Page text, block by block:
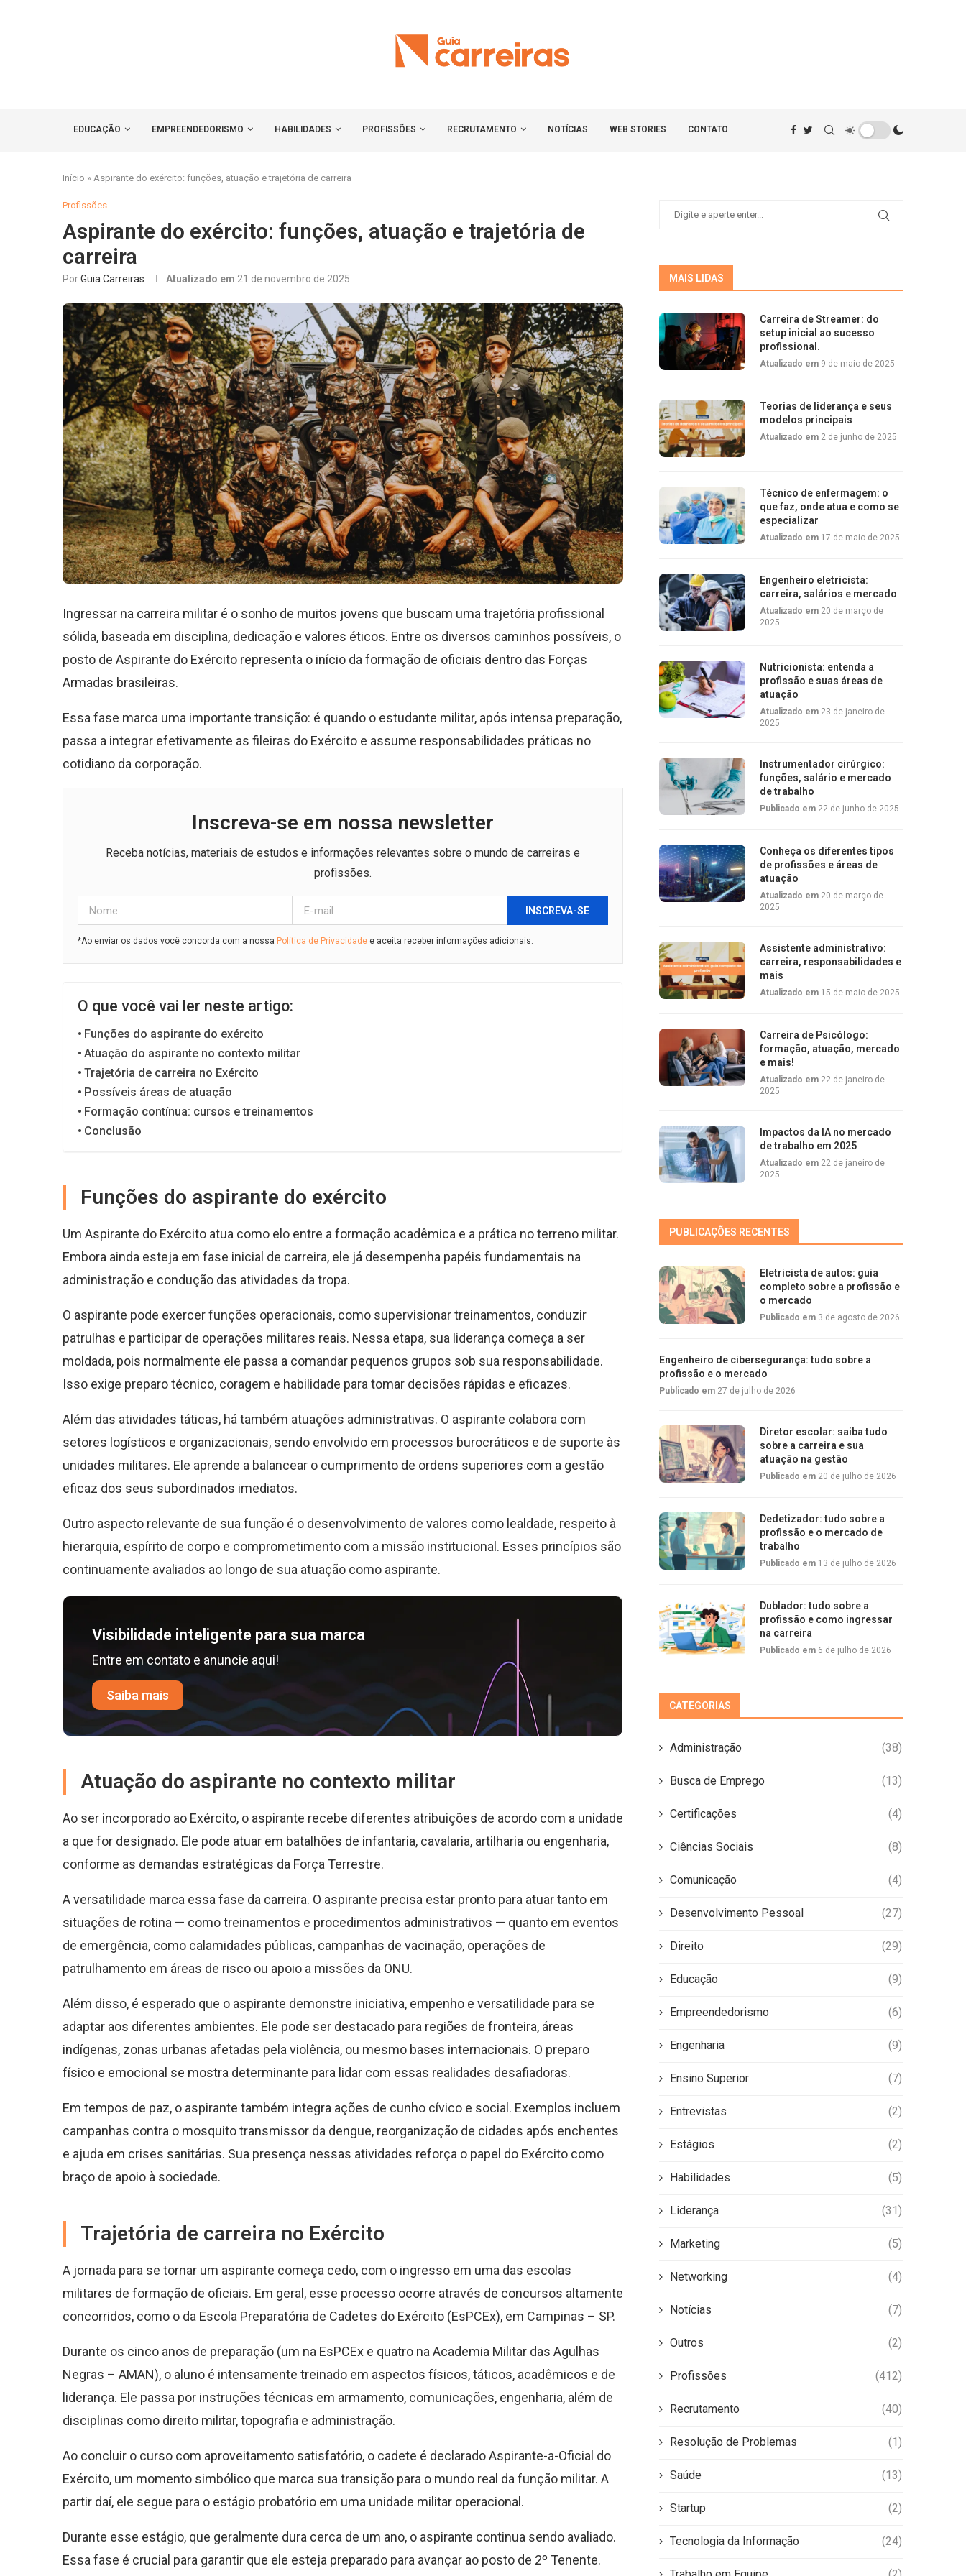
EDUCAÇÃO EMPREENDEDORISMO HABILIDADES PROFISSÕES RECRUTAMENTO NOTÍCIAS WEB STORIES CONTATO
Início » Aspirante do exército: funções, atuação e trajetória de carreira
Profissões
Aspirante do exército: funções, atuação e trajetória de
carreira
PorGuia Carreiras Atualizado em 21 de novembro de 2025
Ingressar na carreira militar é o sonho de muitos jovens que buscam uma trajetória profissional
sólida, baseada em disciplina, dedicação e valores éticos. Entre os diversos caminhos possíveis, o
posto de Aspirante do Exército representa o início da formação de oficiais dentro das Forças
Armadas brasileiras.
Essa fase marca uma importante transição: é quando o estudante militar, após intensa preparação,
passa a integrar efetivamente as fileiras do Exército e assume responsabilidades práticas no
cotidiano da corporação.
Inscreva-se em nossa newsletter
Receba notícias, materiais de estudos e informações relevantes sobre o mundo de carreiras e
profissões.
INSCREVA-SE
*Ao enviar os dados você concorda com a nossa Política de Privacidade e aceita receber informações adicionais.
O que você vai ler neste artigo:
Funções do aspirante do exército
Atuação do aspirante no contexto militar
Trajetória de carreira no Exército
Possíveis áreas de atuação
Formação contínua: cursos e treinamentos
Conclusão
Funções do aspirante do exército
Um Aspirante do Exército atua como elo entre a formação acadêmica e a prática no terreno militar.
Embora ainda esteja em fase inicial de carreira, ele já desempenha papéis fundamentais na
administração e condução das atividades da tropa.
O aspirante pode exercer funções operacionais, como supervisionar treinamentos, conduzir
patrulhas e participar de operações militares reais. Nessa etapa, sua liderança começa a ser
moldada, pois normalmente ele passa a comandar pequenos grupos sob sua responsabilidade.
Isso exige preparo técnico, coragem e habilidade para tomar decisões rápidas e eficazes.
Além das atividades táticas, há também atuações administrativas. O aspirante colabora com
setores logísticos e organizacionais, sendo envolvido em processos burocráticos e de suporte às
unidades militares. Ele aprende a balancear o cumprimento de ordens superiores com a gestão
eficaz dos seus subordinados imediatos.
Outro aspecto relevante de sua função é o desenvolvimento de valores como lealdade, respeito à
hierarquia, espírito de corpo e comprometimento com a missão institucional. Esses princípios são
continuamente avaliados ao longo de sua atuação como aspirante.
Visibilidade inteligente para sua marca
Entre em contato e anuncie aqui!
Saiba mais
Atuação do aspirante no contexto militar
Ao ser incorporado ao Exército, o aspirante recebe diferentes atribuições de acordo com a unidade
a que for designado. Ele pode atuar em batalhões de infantaria, cavalaria, artilharia ou engenharia,
conforme as demandas estratégicas da Força Terrestre.
A versatilidade marca essa fase da carreira. O aspirante precisa estar pronto para atuar tanto em
situações de rotina — como treinamentos e procedimentos administrativos — quanto em eventos
de emergência, como calamidades públicas, campanhas de vacinação, operações de
patrulhamento em áreas de risco ou apoio a missões da ONU.
Além disso, é esperado que o aspirante demonstre iniciativa, empenho e versatilidade para se
adaptar aos diferentes ambientes. Ele pode ser destacado para regiões de fronteira, áreas
indígenas, zonas urbanas afetadas pela violência, ou mesmo bases internacionais. O preparo
físico e emocional se mostra determinante para lidar com essas realidades desafiadoras.
Em tempos de paz, o aspirante também integra ações de cunho cívico e social. Exemplos incluem
campanhas contra o mosquito transmissor da dengue, reorganização de cidades após enchentes
e ajuda em crises sanitárias. Sua presença nessas atividades reforça o papel do Exército como
braço de apoio à sociedade.
Trajetória de carreira no Exército
A jornada para se tornar um aspirante começa cedo, com o ingresso em uma das escolas
militares de formação de oficiais. Em geral, esse processo ocorre através de concursos altamente
concorridos, como o da Escola Preparatória de Cadetes do Exército (EsPCEx), em Campinas – SP.
Durante os cinco anos de preparação (um na EsPCEx e quatro na Academia Militar das Agulhas
Negras – AMAN), o aluno é intensamente treinado em aspectos físicos, táticos, acadêmicos e de
liderança. Ele passa por instruções técnicas em armamento, comunicações, engenharia, além de
disciplinas como direito militar, topografia e administração.
Ao concluir o curso com aproveitamento satisfatório, o cadete é declarado Aspirante-a-Oficial do
Exército, um momento simbólico que marca sua transição para o mundo real da função militar. A
partir daí, ele segue para o estágio probatório em uma unidade militar operacional.
Durante esse estágio, que geralmente dura cerca de um ano, o aspirante continua sendo avaliado.
Essa fase é crucial para garantir que ele esteja preparado para avançar ao posto de 2º Tenente.
MAIS LIDAS
Carreira de Streamer: do
setup inicial ao sucesso
profissional.
Atualizado em 9 de maio de 2025
Teorias de liderança e seus
modelos principais
Atualizado em 2 de junho de 2025
Técnico de enfermagem: o
que faz, onde atua e como se
especializar
Atualizado em 17 de maio de 2025
Engenheiro eletricista:
carreira, salários e mercado
Atualizado em 20 de março de
2025
Nutricionista: entenda a
profissão e suas áreas de
atuação
Atualizado em 23 de janeiro de
2025
Instrumentador cirúrgico:
funções, salário e mercado
de trabalho
Publicado em 22 de junho de 2025
Conheça os diferentes tipos
de profissões e áreas de
atuação
Atualizado em 20 de março de
2025
Assistente administrativo:
carreira, responsabilidades e
mais
Atualizado em 15 de maio de 2025
Carreira de Psicólogo:
formação, atuação, mercado
e mais!
Atualizado em 22 de janeiro de
2025
Impactos da IA no mercado
de trabalho em 2025
Atualizado em 22 de janeiro de
2025
PUBLICAÇÕES RECENTES
Eletricista de autos: guia
completo sobre a profissão e
o mercado
Publicado em 3 de agosto de 2026
Engenheiro de cibersegurança: tudo sobre a
profissão e o mercado
Publicado em 27 de julho de 2026
Diretor escolar: saiba tudo
sobre a carreira e sua
atuação na gestão
Publicado em 20 de julho de 2026
Dedetizador: tudo sobre a
profissão e o mercado de
trabalho
Publicado em 13 de julho de 2026
Dublador: tudo sobre a
profissão e como ingressar
na carreira
Publicado em 6 de julho de 2026
CATEGORIAS
Administração (38)
Busca de Emprego (13)
Certificações (4)
Ciências Sociais (8)
Comunicação (4)
Desenvolvimento Pessoal (27)
Direito (29)
Educação (9)
Empreendedorismo (6)
Engenharia (9)
Ensino Superior (7)
Entrevistas (2)
Estágios (2)
Habilidades (5)
Liderança (31)
Marketing (5)
Networking (4)
Notícias (7)
Outros (2)
Profissões (412)
Recrutamento (40)
Resolução de Problemas (1)
Saúde (13)
Startup (2)
Tecnologia da Informação (24)